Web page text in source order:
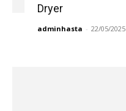
Dryer
adminhasta - 22/05/2025